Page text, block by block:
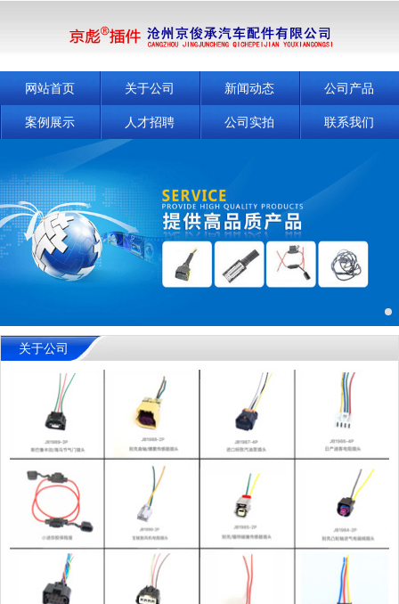
网站首页 关于公司 新闻动态 公司产品
案例展示 人才招聘 公司实拍 联系我们
关于公司